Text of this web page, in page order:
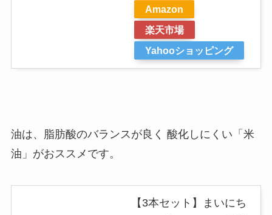
Amazon
楽天市場
Yahooショッピング
油は、脂肪酸のバランスが良く 酸化しにくい「米
油」がおススメです。
【3本セット】まいにち